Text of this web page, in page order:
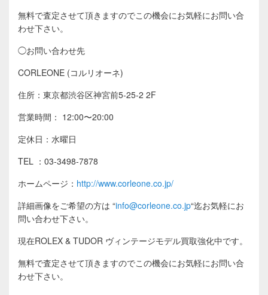
無料で査定させて頂きますのでこの機会にお気軽にお問い合
わせ下さい。
◯お問い合わせ先
CORLEONE (コルリオーネ)
住所：東京都渋谷区神宮前5-25-2 2F
営業時間： 12:00〜20:00
定休日：水曜日
TEL ：03-3498-7878
ホームページ： http://www.corleone.co.jp/
詳細画像をご希望の方は “info@corleone.co.jp“迄お気軽にお
問い合わせ下さい。
現在ROLEX & TUDOR ヴィンテージモデル買取強化中です。
無料で査定させて頂きますのでこの機会にお気軽にお問い合
わせ下さい。